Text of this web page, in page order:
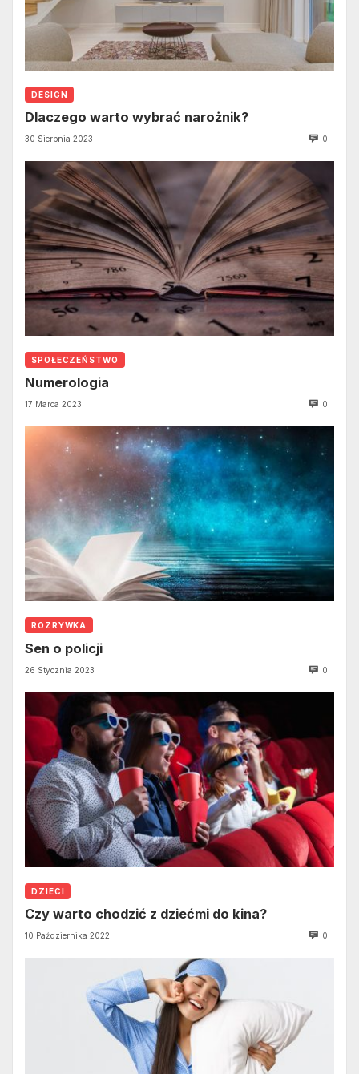
DESIGN
Dlaczego warto wybrać narożnik?
30 Sierpnia 2023 0
SPOŁECZEŃSTWO
Numerologia
17 Marca 2023 0
ROZRYWKA
Sen o policji
26 Stycznia 2023 0
DZIECI
Czy warto chodzić z dziećmi do kina?
10 Października 2022 0